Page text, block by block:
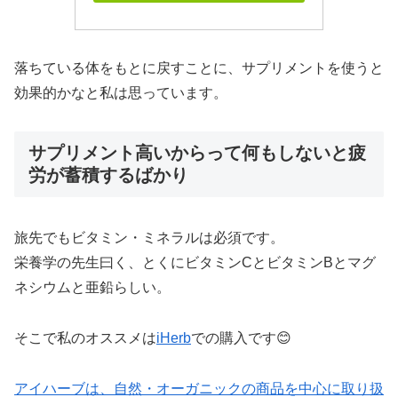
落ちている体をもとに戻すことに、サプリメントを使うと
効果的かなと私は思っています。
サプリメント高いからって何もしないと疲
労が蓄積するばかり
旅先でもビタミン・ミネラルは必須です。
栄養学の先生曰く、とくにビタミンCとビタミンBとマグ
ネシウムと亜鉛らしい。
そこで私のオススメはiHerbでの購入です😊
アイハーブは、自然・オーガニックの商品を中心に取り扱